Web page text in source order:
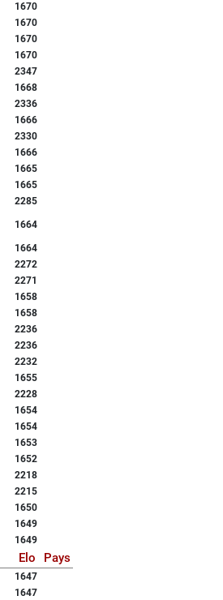
1670
1670
1670
1670
2347
1668
2336
1666
2330
1666
1665
1665
2285
1664
1664
2272
2271
1658
1658
2236
2236
2232
1655
2228
1654
1654
1653
1652
2218
2215
1650
1649
1649
Elo Pays
1647
1647